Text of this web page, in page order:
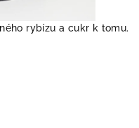
rybízu a cukr k tomu.